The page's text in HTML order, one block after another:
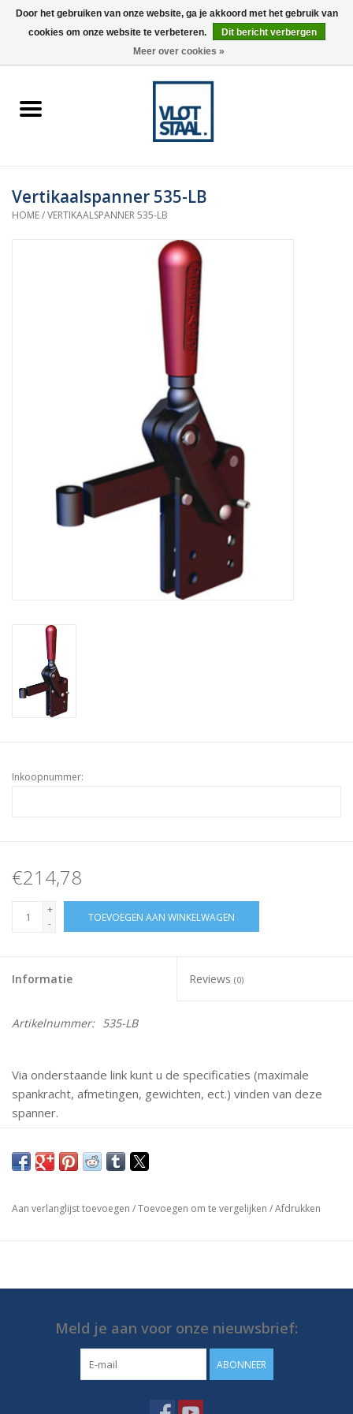
0 Artikelen - €0,00
spanners
Vertikaalspanner 535-LB
HOME/VERTIKAALSPANNER 535-LB
Inkoopnummer:
€214,78
+
-
TOEVOEGEN AAN WINKELWAGEN
Informatie Reviews (0)
Artikelnummer: 535-LB
Via onderstaande link kunt u de specificaties (maximale
spankracht, afmetingen, gewichten, ect.) vinden van deze
spanner.
Mochten er vragen zijn neem dan gerust contact met ons
op.
https://media.destaco.com/assetbank-
Aan verlanglijst toevoegen /Toevoegen om te vergelijken /Afdrukken
Meld je aan voor onze nieuwsbrief:
ABONNEER
Door het gebruiken van onze website, ga je akkoord met het gebruik van
cookies om onze website te verbeteren.
Dit bericht verbergen
Meer over cookies »